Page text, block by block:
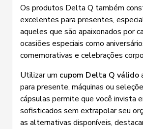
Os produtos Delta Q também
excelentes para presentes,
aqueles que são apaixonados por
ocasiões especiais como
comemorativas e celebrações
Utilizar um cupom Delta Q válido
para presente, máquinas ou
cápsulas permite que você invista
sofisticados sem extrapolar seu
as alternativas disponíveis,